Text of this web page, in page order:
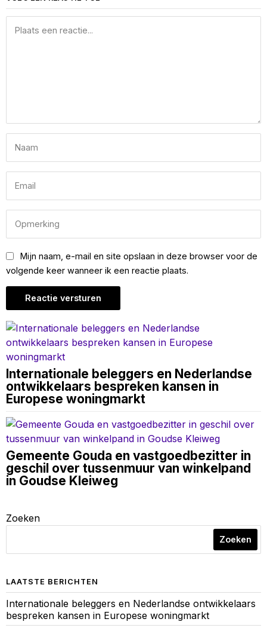
Mijn naam, e-mail en site opslaan in deze browser voor de
volgende keer wanneer ik een reactie plaats.
Internationale beleggers en Nederlandse
ontwikkelaars bespreken kansen in
Europese woningmarkt
Gemeente Gouda en vastgoedbezitter in
geschil over tussenmuur van winkelpand
in Goudse Kleiweg
Zoeken
Zoeken
LAATSTE BERICHTEN
Internationale beleggers en Nederlandse ontwikkelaars
bespreken kansen in Europese woningmarkt